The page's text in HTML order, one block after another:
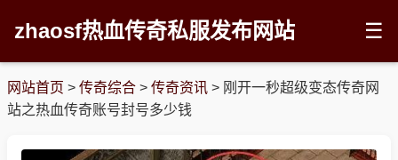
zhaosf热血传奇私服发布网站 ☰
网站首页 > 传奇综合 > 传奇资讯 > 刚开一秒超级变态传奇网
站之热血传奇账号封号多少钱